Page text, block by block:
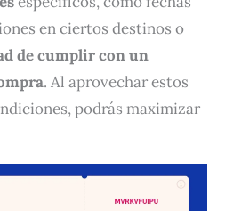
en ciertos destinos o
de cumplir con un
. Al aprovechar estos
podrás maximizar